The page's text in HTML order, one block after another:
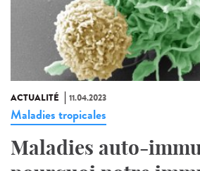
ACTUALITÉ 11.04.2023
Maladies tropicales
Maladies auto-